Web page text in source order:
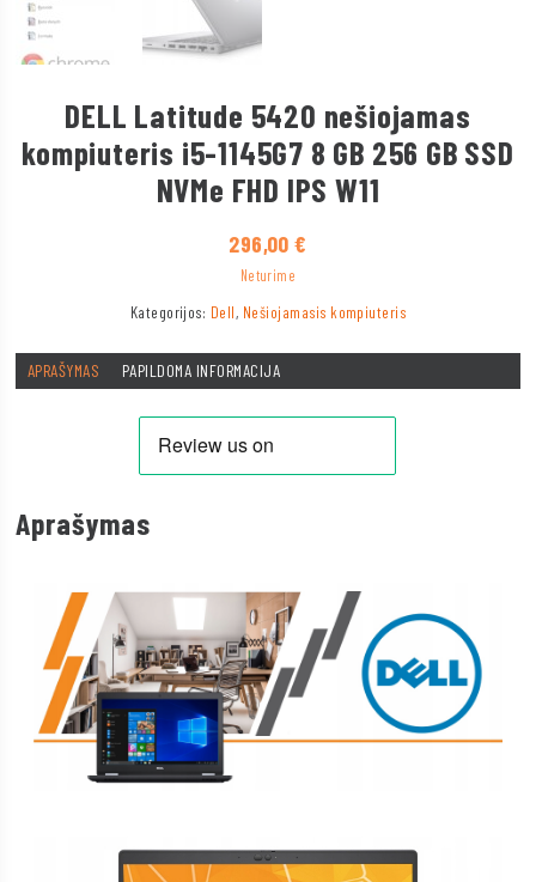
DELL Latitude 5420 nešiojamas
kompiuteris i5-1145G7 8 GB 256 GB SSD
NVMe FHD IPS W11
296,00€
Neturime
Kategorijos: Dell, Nešiojamasis kompiuteris
APRAŠYMAS PAPILDOMA INFORMACIJA
Aprašymas